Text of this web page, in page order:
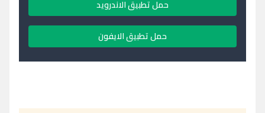
حمل تطبيق الاندرويد
حمل تطبيق الايفون